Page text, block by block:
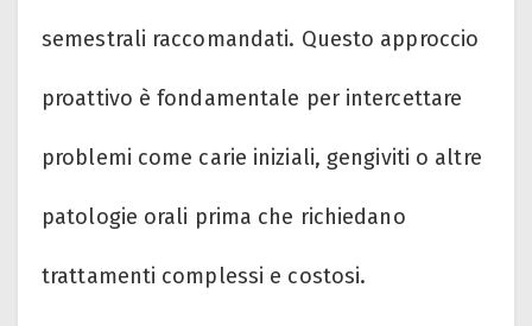
semestrali raccomandati. Questo approccio
proattivo è fondamentale per intercettare
problemi come carie iniziali, gengiviti o altre
patologie orali prima che richiedano
trattamenti complessi e costosi.